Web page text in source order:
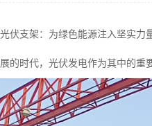
伏支架：为绿色能源注入坚实力
的时代，光伏发电作为其中的重